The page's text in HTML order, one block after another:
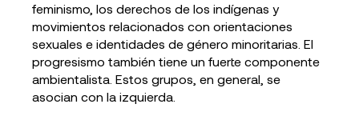
feminismo, los derechos de los indígenas y
movimientos relacionados con orientaciones
sexuales e identidades de género minoritarias. El
progresismo también tiene un fuerte componente
ambientalista. Estos grupos, en general, se
asocian con la izquierda.